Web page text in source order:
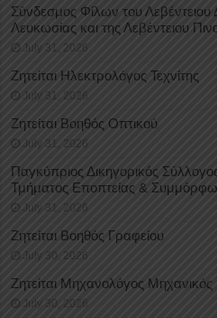
Σύνδεσμος Φίλων του Λεβέντειου
Λευκωσίας και της Λεβέντειου
July 31, 2026
Ζητείται Ηλεκτρολόγος Τεχνίτης
July 31, 2026
Ζητείται Βοηθός Οπτικού
July 31, 2026
Παγκύπριος Δικηγορικός
Τμήματος Εποπτείας &
July 31, 2026
Ζητείται Βοηθός Γραφείου
July 30, 2026
Ζητείται Μηχανολόγος Μηχανικός
July 30, 2026